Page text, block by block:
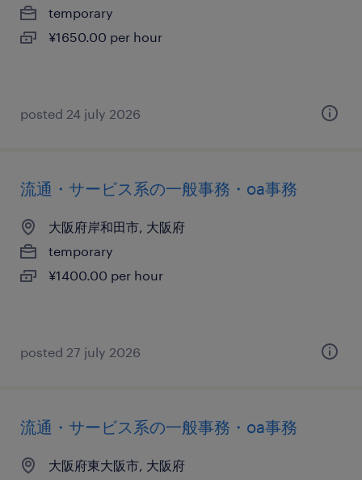
temporary
¥1650.00 per hour
posted 24 july 2026
流通・サービス系の一般事務・oa事務
大阪府岸和田市, 大阪府
temporary
¥1400.00 per hour
posted 27 july 2026
流通・サービス系の一般事務・oa事務
大阪府東大阪市, 大阪府